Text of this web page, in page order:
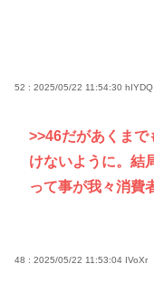
52 : 2025/05/22 11:54:30 hIYDQ
>>46だがあくまで
けないように。結
って事が我々消費
48 : 2025/05/22 11:53:04 IVoXr